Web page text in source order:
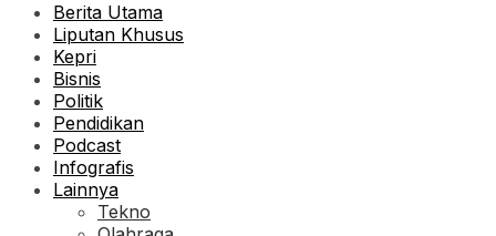
Berita Utama
Liputan Khusus
Kepri
Bisnis
Politik
Pendidikan
Podcast
Infografis
Lainnya
Tekno